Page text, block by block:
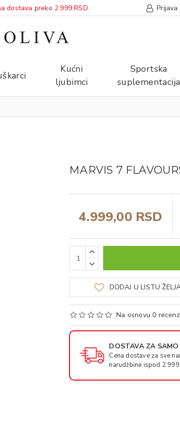
dostava preko 2.999 RSD. Prijava
Kućni
ljubimci
Sportska
suplementacija
MARVIS 7
Na osnovu 0
4.999,00 RSD
DODAJ U LISTU
DOSTAVA ZA
Cena dostave za sve
narudžbine ispod